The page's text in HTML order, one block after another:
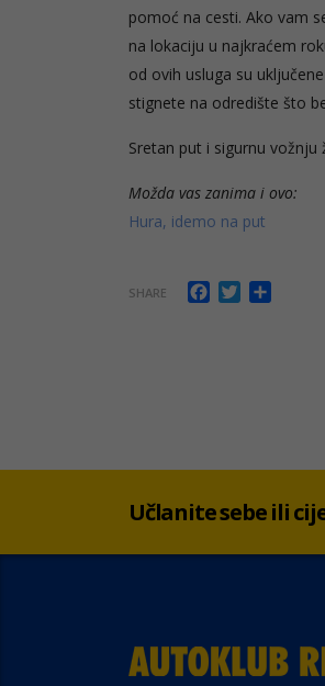
pomoć na cesti. Ako vam
na lokaciju u najkraćem
od ovih usluga su
stignete na odredište što
Sretan put i sigurnu vožnju
Možda vas zanima i ovo:
Hura, idemo na put
SHARE Facebook
Twitter
Učlanite sebe ili